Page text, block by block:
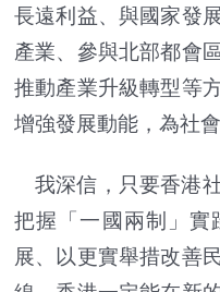
長遠利益、與國家發
產業、參與北部都會
推動產業升級轉型等
增強發展動能，為社
我深信，只要香港
把握「一國兩制」實
展、以更實舉措改善